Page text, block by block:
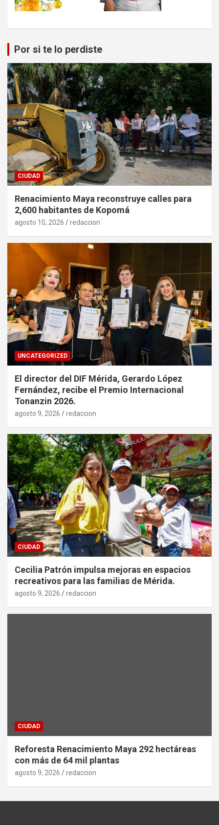
Por si te lo perdiste
CIUDAD
Renacimiento Maya reconstruye calles para
2,600 habitantes de Kopomá
agosto 10, 2026 redaccion
UNCATEGORIZED
El director del DIF Mérida, Gerardo López
Fernández, recibe el Premio Internacional
Tonanzin 2026.
agosto 9, 2026 redaccion
CIUDAD
Cecilia Patrón impulsa mejoras en espacios
recreativos para las familias de Mérida.
agosto 9, 2026 redaccion
CIUDAD
Reforesta Renacimiento Maya 292 hectáreas
con más de 64 mil plantas
agosto 9, 2026 redaccion